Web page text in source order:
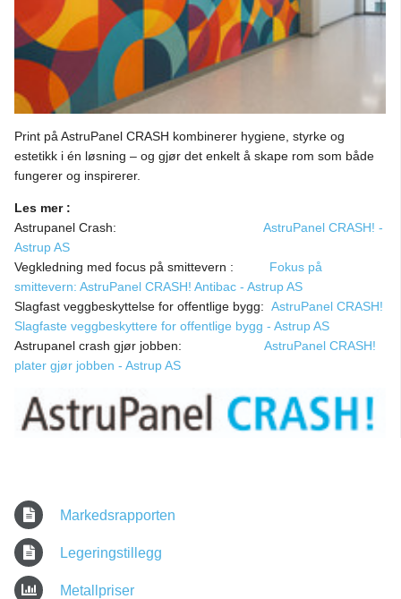
Print på AstruPanel CRASH kombinerer hygiene, styrke og
estetikk i én løsning – og gjør det enkelt å skape rom som både
fungerer og inspirerer.
Les mer :
Astrupanel Crash: AstruPanel CRASH! -
Astrup AS
Vegkledning med focus på smittevern : Fokus på
smittevern: AstruPanel CRASH! Antibac - Astrup AS
Slagfast veggbeskyttelse for offentlige bygg: AstruPanel CRASH!
Slagfaste veggbeskyttere for offentlige bygg - Astrup AS
Astrupanel crash gjør jobben: AstruPanel CRASH!
plater gjør jobben - Astrup AS
Markedsrapporten
Legeringstillegg
Metallpriser